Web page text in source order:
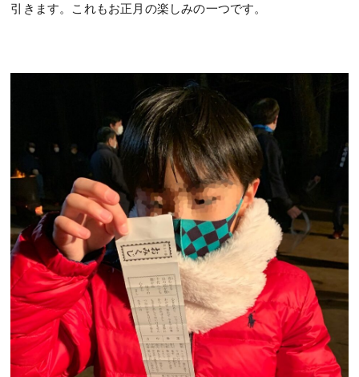
引きます。 これもお正月の楽しみの一つです。